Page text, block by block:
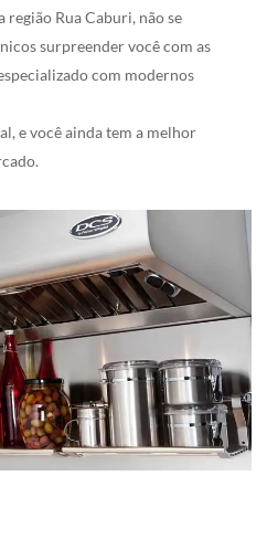
Rua Caburi, não se
surpreender você com as
com modernos
e você ainda tem a melhor